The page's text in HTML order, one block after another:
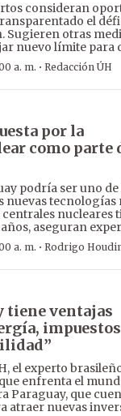
consideran
el
Sugieren otras
nuevo límite para
a. m. · Redacción ÚH
por la
como parte
podría ser uno
nuevas tecnologías
nucleares
aseguran
a. m. · Rodrigo
tiene ventajas
el experto
enfrenta el
Paraguay, que
atraer nuevas